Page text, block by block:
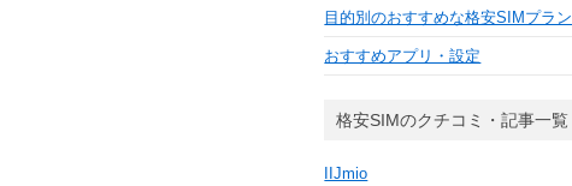
目的別のおすすめな格安SIMプラン
おすすめアプリ・設定
格安SIMのクチコミ・記事一覧
IIJmio